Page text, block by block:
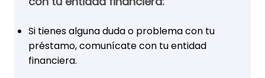
Si tienes alguna duda o problema con tu
préstamo, comunícate con tu entidad
financiera.